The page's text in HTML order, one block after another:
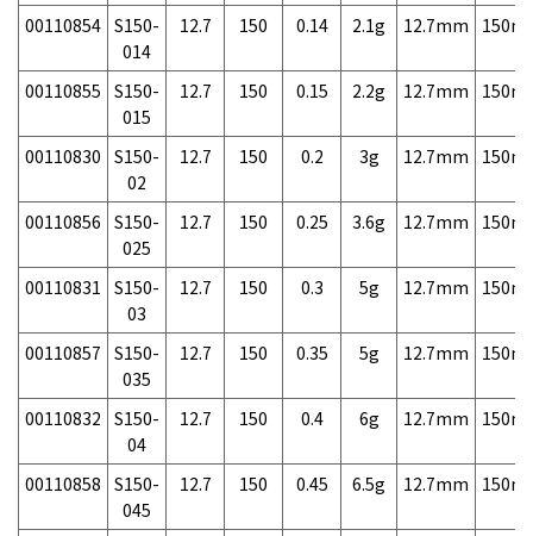
00110854 S150-
014
12.7 150 0.14 2.1g 12.7mm
00110855 S150-
015
12.7 150 0.15 2.2g 12.7mm
00110830 S150-
02
12.7 150 0.2 3g 12.7mm
00110856 S150-
025
12.7 150 0.25 3.6g 12.7mm
00110831 S150-
03
12.7 150 0.3 5g 12.7mm
00110857 S150-
035
12.7 150 0.35 5g 12.7mm
00110832 S150-
04
12.7 150 0.4 6g 12.7mm
00110858 S150-
045
12.7 150 0.45 6.5g 12.7mm